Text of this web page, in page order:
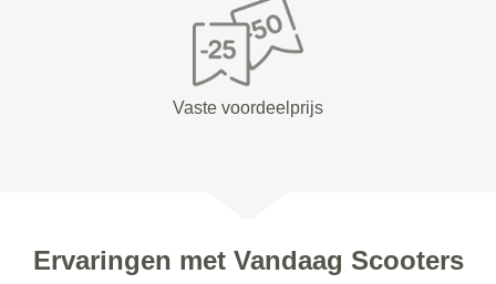
Vaste voordeelprijs
Ervaringen met Vandaag Scooters